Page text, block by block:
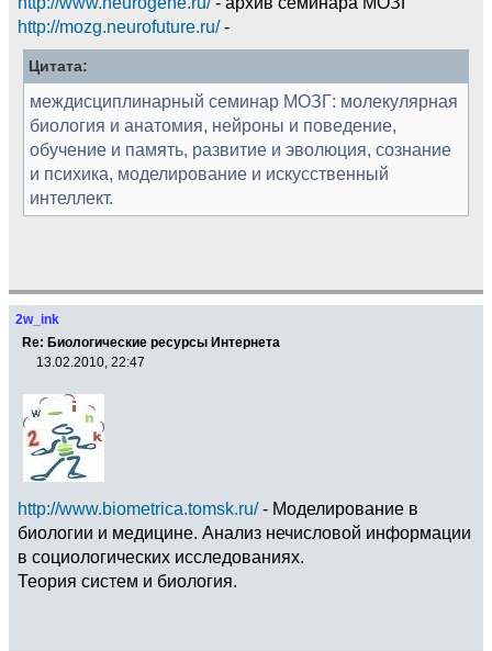
http://mozg.neurofuture.ru/-
Цитата:
междисциплинарный семинар МОЗГ: молекулярная
биология и анатомия, нейроны и поведение,
обучение и память, развитие и эволюция, сознание
и психика, моделирование и искусственный
интеллект.
2w_ink
Re: Биологические ресурсы Интернета
13.02.2010, 22:47
http://www.biometrica.tomsk.ru/- Моделирование в
биологии и медицине. Анализ нечисловой информации
в социологических исследованиях.
Теория систем и биология.